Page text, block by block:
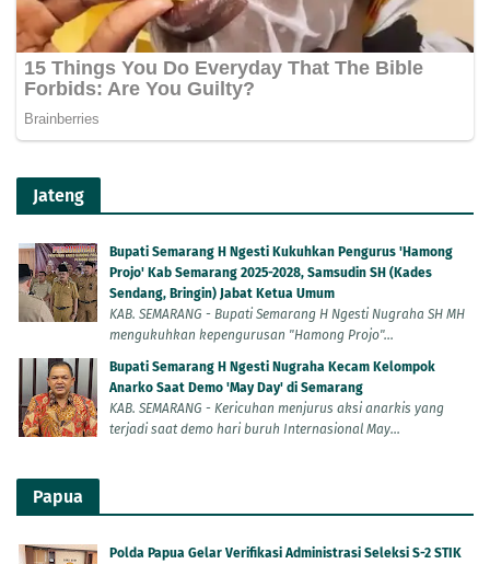
Jateng
Bupati Semarang H Ngesti Kukuhkan Pengurus 'Hamong
Projo' Kab Semarang 2025-2028, Samsudin SH (Kades
Sendang, Bringin) Jabat Ketua Umum
KAB. SEMARANG - Bupati Semarang H Ngesti Nugraha SH MH
mengukuhkan kepengurusan "Hamong Projo"...
Bupati Semarang H Ngesti Nugraha Kecam Kelompok
Anarko Saat Demo 'May Day' di Semarang
KAB. SEMARANG - Kericuhan menjurus aksi anarkis yang
terjadi saat demo hari buruh Internasional May...
Papua
Polda Papua Gelar Verifikasi Administrasi Seleksi S-2 STIK